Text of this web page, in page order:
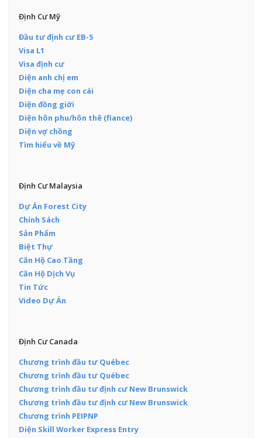
Định Cư Mỹ
Đầu tư định cư EB-5
Visa L1
Visa định cư
Diện anh chị em
Diện cha mẹ con cái
Diện đồng giới
Diện hôn phu/hôn thê (fiance)
Diện vợ chồng
Tìm hiểu về Mỹ
Định Cư Malaysia
Dự Án Forest City
Chính Sách
Sản Phẩm
Biệt Thự
Căn Hộ Cao Tầng
Căn Hộ Dịch Vụ
Tin Tức
Video Dự Án
Định Cư Canada
Chương trình đầu tư Québec
Chương trình đầu tư Québec
Chương trình đầu tư định cư New Brunswick
Chương trình đầu tư định cư New Brunswick
Chương trình PEIPNP
Diện Skill Worker Express Entry